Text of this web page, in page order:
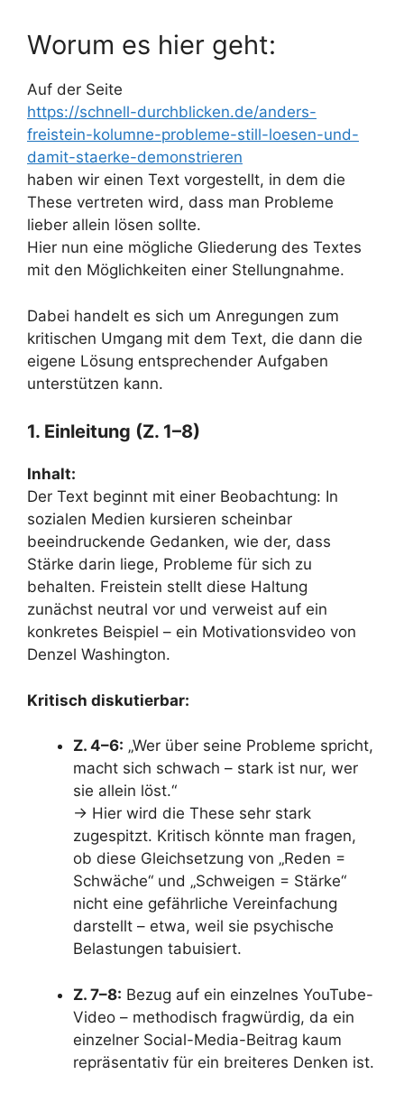
Worum es hier geht:
Auf der Seite
https://schnell-durchblicken.de/anders-
freistein-kolumne-probleme-still-loesen-und-
damit-staerke-demonstrieren
haben wir einen Text vorgestellt, in dem die
These vertreten wird, dass man Probleme
lieber allein lösen sollte.
Hier nun eine mögliche Gliederung des Textes
mit den Möglichkeiten einer Stellungnahme.
Dabei handelt es sich um Anregungen zum
kritischen Umgang mit dem Text, die dann die
eigene Lösung entsprechender Aufgaben
unterstützen kann.
1. Einleitung (Z. 1–8)
Inhalt:
Der Text beginnt mit einer Beobachtung: In
sozialen Medien kursieren scheinbar
beeindruckende Gedanken, wie der, dass
Stärke darin liege, Probleme für sich zu
behalten. Freistein stellt diese Haltung
zunächst neutral vor und verweist auf ein
konkretes Beispiel – ein Motivationsvideo von
Denzel Washington.
Kritisch diskutierbar:
Z. 4–6: „Wer über seine Probleme spricht,
macht sich schwach – stark ist nur, wer
sie allein löst.“
→ Hier wird die These sehr stark
zugespitzt. Kritisch könnte man fragen,
ob diese Gleichsetzung von „Reden =
Schwäche“ und „Schweigen = Stärke“
nicht eine gefährliche Vereinfachung
darstellt – etwa, weil sie psychische
Belastungen tabuisiert.
Z. 7–8: Bezug auf ein einzelnes YouTube-
Video – methodisch fragwürdig, da ein
einzelner Social-Media-Beitrag kaum
repräsentativ für ein breiteres Denken ist.